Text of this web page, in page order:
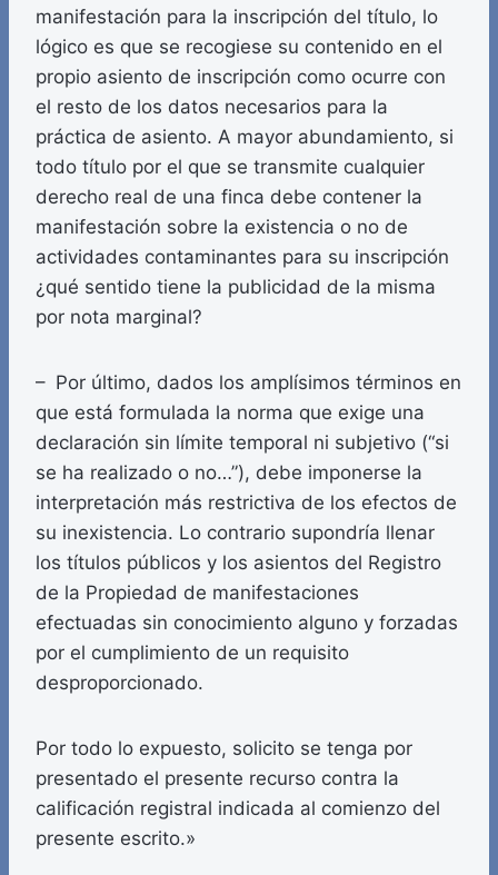
manifestación para la inscripción del título, lo
lógico es que se recogiese su contenido en el
propio asiento de inscripción como ocurre con
el resto de los datos necesarios para la
práctica de asiento. A mayor abundamiento, si
todo título por el que se transmite cualquier
derecho real de una finca debe contener la
manifestación sobre la existencia o no de
actividades contaminantes para su inscripción
¿qué sentido tiene la publicidad de la misma
por nota marginal?
– Por último, dados los amplísimos términos en
que está formulada la norma que exige una
declaración sin límite temporal ni subjetivo (“si
se ha realizado o no…”), debe imponerse la
interpretación más restrictiva de los efectos de
su inexistencia. Lo contrario supondría llenar
los títulos públicos y los asientos del Registro
de la Propiedad de manifestaciones
efectuadas sin conocimiento alguno y forzadas
por el cumplimiento de un requisito
desproporcionado.
Por todo lo expuesto, solicito se tenga por
presentado el presente recurso contra la
calificación registral indicada al comienzo del
presente escrito.»